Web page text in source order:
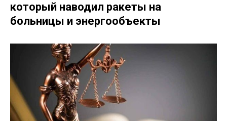
который наводил ракеты на
больницы и энергообъекты